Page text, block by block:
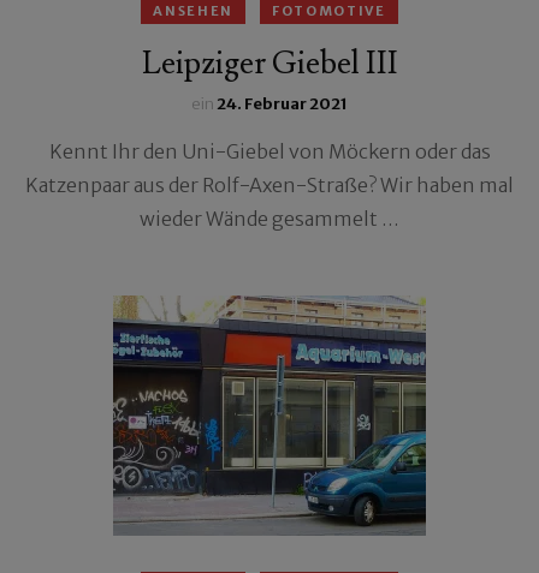
ANSEHEN FOTOMOTIVE
Leipziger Giebel III
ein24. Februar 2021
Kennt Ihr den Uni-Giebel von Möckern oder das
Katzenpaar aus der Rolf-Axen-Straße? Wir haben mal
wieder Wände gesammelt …